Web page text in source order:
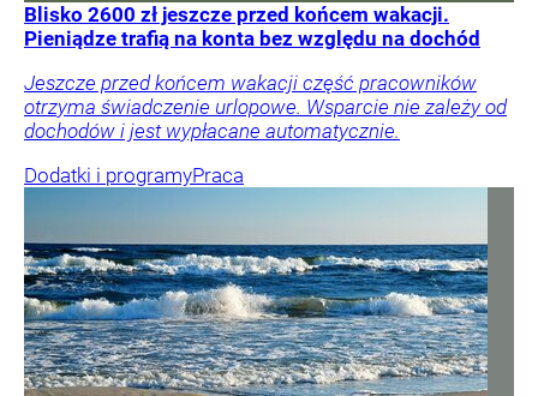
Blisko 2600 zł jeszcze przed końcem wakacji.
Pieniądze trafią na konta bez względu na dochód
Jeszcze przed końcem wakacji część pracowników
otrzyma świadczenie urlopowe. Wsparcie nie zależy od
dochodów i jest wypłacane automatycznie.
Dodatki i programyPraca